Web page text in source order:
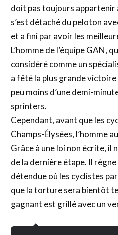
doit pas toujours appartenir
s’est détaché du peloton
et a fini par avoir les
L’homme de l’équipe GAN,
considéré comme un
a fêté la plus grande victoire
peu moins d’une demi-
sprinters.
Cependant, avant que les
Champs-Élysées, l’homme
Grâce à une loi non écrite, il
de la dernière étape. Il
détendue où les cyclistes
que la torture sera bientôt
gagnant est grillé avec un